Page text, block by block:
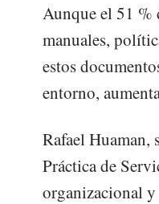
Aunque el 51 %
manuales,
estos
entorno,
Rafael
Práctica de
organizacional y